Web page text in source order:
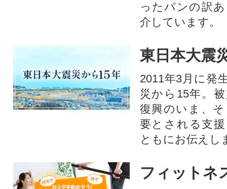
ったパンの訳
介しています。
東日本大震
2011年3月に発
災から15年。
復興のいま、
要とされる支
ともにお伝えし
フィットネ